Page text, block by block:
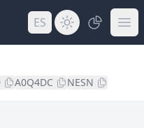
ES
A0Q4DC NESN